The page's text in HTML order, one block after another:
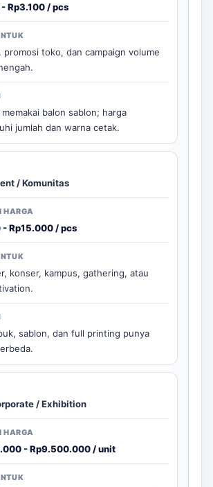
Rp3.100 / pcs
promosi toko, dan campaign volume
memakai balon sablon; harga
jumlah dan warna cetak.
/ Komunitas
Rp15.000 / pcs
konser, kampus, gathering, atau
sablon, dan full printing punya
/ Exhibition
- Rp9.500.000 / unit